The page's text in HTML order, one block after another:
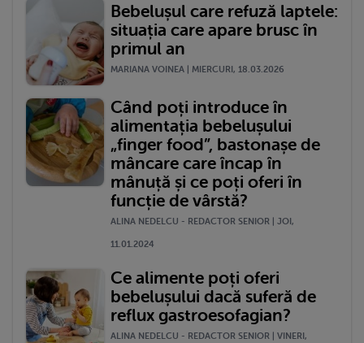
Bebelușul care refuză laptele:
situația care apare brusc în
primul an
MARIANA VOINEA | MIERCURI, 18.03.2026
Când poți introduce în
alimentația bebelușului
„finger food”, bastonașe de
mâncare care încap în
mânuță și ce poți oferi în
funcție de vârstă?
ALINA NEDELCU - REDACTOR SENIOR | JOI,
11.01.2024
Ce alimente poți oferi
bebelușului dacă suferă de
reflux gastroesofagian?
ALINA NEDELCU - REDACTOR SENIOR | VINERI,